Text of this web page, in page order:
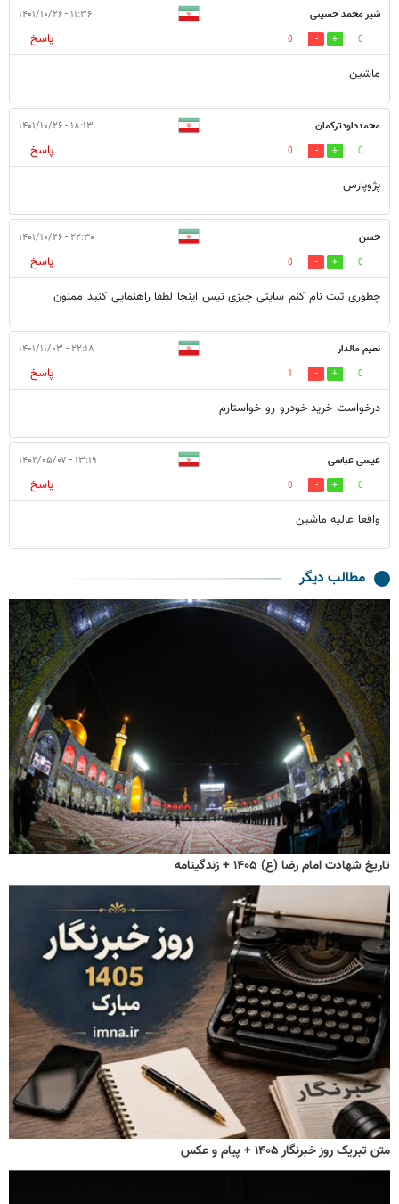
شیر محمد حسینی ۱۱:۳۶ - ۱۴۰۱/۱۰/۲۶
0
0
پاسخ
ماشین
محمدداودترکمان ۱۸:۱۳ - ۱۴۰۱/۱۰/۲۶
0
0
پاسخ
پژوپارس
حسن ۲۲:۳۰ - ۱۴۰۱/۱۰/۲۶
0
0
پاسخ
چطوری ثبت نام کنم سایتی چیزی نیس اینجا لطفا راهنمایی کنید ممنون
نعیم مالدار ۲۲:۱۸ - ۱۴۰۱/۱۱/۰۳
0
1
پاسخ
درخواست خرید خودرو رو خواستارم
عیسی عباسی ۱۳:۱۹ - ۱۴۰۲/۰۵/۰۷
0
0
پاسخ
واقعا عالیه ماشین
مطالب دیگر
تاریخ شهادت امام رضا (ع) ۱۴۰۵ + زندگینامه
متن تبریک روز خبرنگار ۱۴۰۵ + پیام و عکس